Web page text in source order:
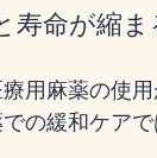
寿命が縮
用麻薬の使
の緩和ケア